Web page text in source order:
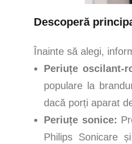
Descoperă
Înainte să alegi,
Periuțe oscilant-
populare la
dacă porți aparat
Periuțe sonice:
Philips Sonicare